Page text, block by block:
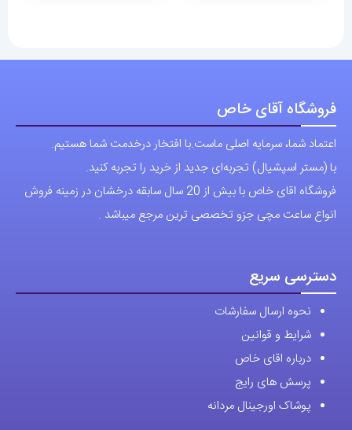
فروشگاه آقای خاص
اعتماد شما، سرمایه اصلی ماست.با افتخار درخدمت شما هستیم.
با (مستر اسپشیال) تجربه‌ای جدید از خرید را تجربه کنید.
فروشگاه اقای خاص با بیش از 20 سال سابقه درخشان در زمینه فروش
انواع ساعت مچی جزو تخصصی ترین مرجع میباشد .
دسترسی سریع
نحوه ارسال سفارشات
شرایط و قوانین
درباره اقای خاص
پرسش های رایج
پوشاک اورجینال مردانه